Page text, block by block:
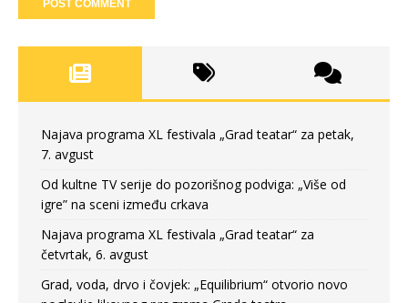
Najava programa XL festivala „Grad teatar“ za petak,
7. avgust
Od kultne TV serije do pozorišnog podviga: „Više od
igre” na sceni između crkava
Najava programa XL festivala „Grad teatar“ za
četvrtak, 6. avgust
Grad, voda, drvo i čovjek: „Equilibrium“ otvorio novo